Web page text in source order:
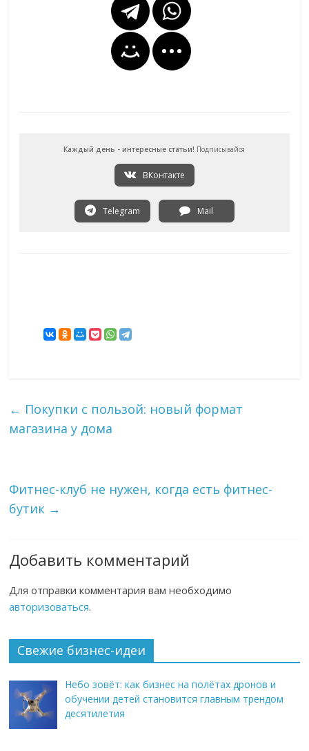
Каждый день - интересные статьи! Подписывайся
ВКонтакте
Telegram Mail
← Покупки с пользой: новый формат
магазина у дома
Фитнес-клуб не нужен, когда есть фитнес-
бутик →
Добавить комментарий
Для отправки комментария вам необходимо
авторизоваться.
Свежие бизнес-идеи
Небо зовёт: как бизнес на полётах дронов и
обучении детей становится главным трендом
десятилетия